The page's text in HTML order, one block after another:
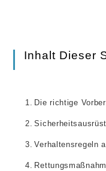
Inhalt Dieser
Die richtige
Verhaltensregeln